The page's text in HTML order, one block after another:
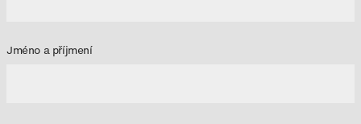
Jméno a příjmení